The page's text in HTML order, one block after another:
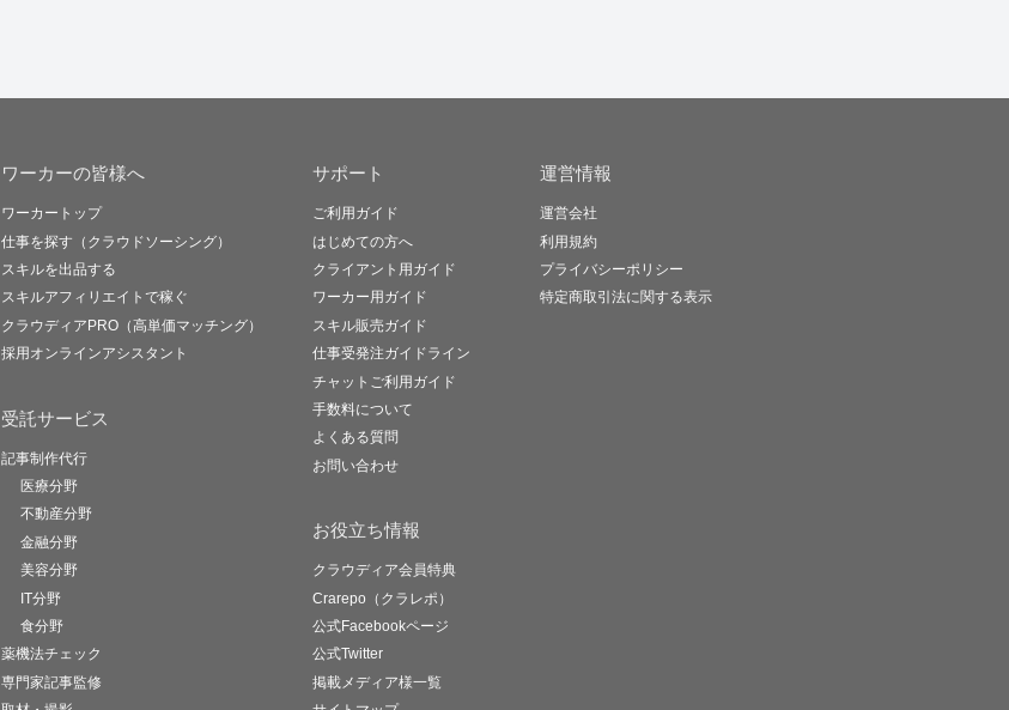
ワーカーの皆様へ
ワーカートップ
仕事を探す（クラウドソーシング）
スキルを出品する
スキルアフィリエイトで稼ぐ
クラウディアPRO（高単価マッチング）
採用オンラインアシスタント
受託サービス
記事制作代行
医療分野
不動産分野
金融分野
美容分野
IT分野
食分野
薬機法チェック
専門家記事監修
サポート
ご利用ガイド
はじめての方へ
クライアント用ガイド
ワーカー用ガイド
スキル販売ガイド
仕事受発注ガイドライン
チャットご利用ガイド
手数料について
よくある質問
お問い合わせ
お役立ち情報
クラウディア会員特典
Crarepo（クラレポ）
公式Facebookページ
公式Twitter
掲載メディア様一覧
運営情報
運営会社
利用規約
プライバシーポリシー
特定商取引法に関する表示